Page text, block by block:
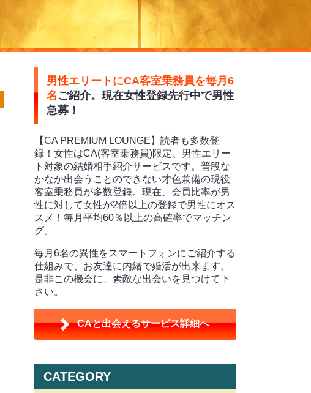
男性エリートにCA客室乗務員を毎月6
名 ご紹介。現在女性登録先行中で男性
急募！
【CA PREMIUM LOUNGE】読者も多数登
録！女性はCA(客室乗務員)限定、男性エリー
ト対象の結婚相手紹介サービスです。普段な
かなか出会うことのできない才色兼備の現役
客室乗務員が多数登録。現在、会員比率が男
性に対して女性が2倍以上の登録で男性にオス
スメ！毎月平均60％以上の高確率でマッチン
グ。
毎月6名の異性をスマートフォンにご紹介する
仕組みで、お友達に内緒で婚活が出来ます。
是非この機会に、素敵な出会いを見つけて下
さい。
CAと出会えるサービス詳細へ
CATEGORY